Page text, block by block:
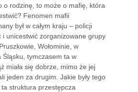
o rodzinę, to może o mafię, która
Fenomen mafii
był w całym kraju – policji
i unicestwić zorganizowane grupy
Wołominie, w
Śląsku, tymczasem ta w
miała się dobrze, mimo że jej
jeden za drugim. Jakie były tego
struktura przestępcza